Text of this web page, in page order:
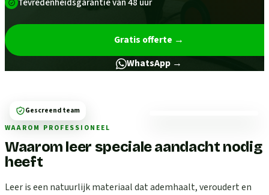
Gratis offerte →
WhatsApp →
WAAROM PROFESSIONEEL
Waarom leer speciale aandacht nodig
heeft
Leer is een natuurlijk materiaal dat ademhaalt, veroudert en
Gescreend team